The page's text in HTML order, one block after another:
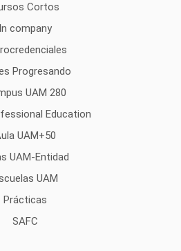
Cortos
In company
Progresando
UAM 280
Education
UAM+50
UAM-Entidad
UAM
Prácticas
SAFC